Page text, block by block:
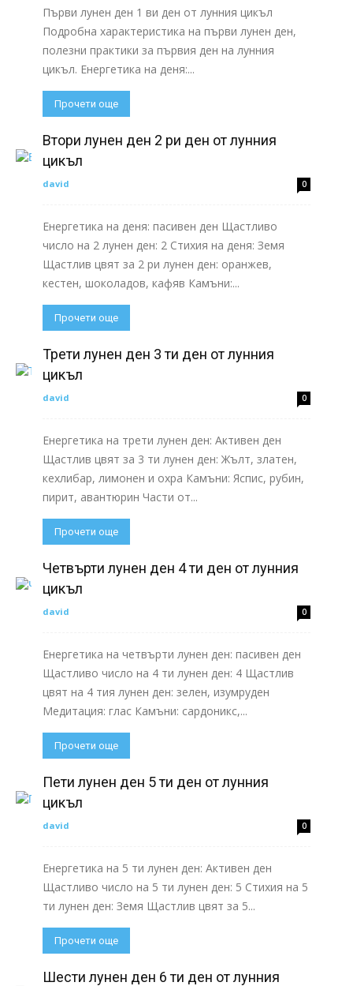
Първи лунен ден 1 ви ден от лунния цикъл
Подробна характеристика на първи лунен ден,
полезни практики за първия ден на лунния
цикъл. Енергетика на деня:...
Прочети още
Втори лунен ден 2 ри ден от лунния
цикъл
david 0
Енергетика на деня: пасивен ден Щастливо
число на 2 лунен ден: 2 Стихия на деня: Земя
Щастлив цвят за 2 ри лунен ден: оранжев,
кестен, шоколадов, кафяв Камъни:...
Прочети още
Трети лунен ден 3 ти ден от лунния
цикъл
david 0
Енергетика на трети лунен ден: Активен ден
Щастлив цвят за 3 ти лунен ден: Жълт, златен,
кехлибар, лимонен и охра Камъни: Яспис, рубин,
пирит, авантюрин Части от...
Прочети още
Четвърти лунен ден 4 ти ден от лунния
цикъл
david 0
Енергетика на четвърти лунен ден: пасивен ден
Щастливо число на 4 ти лунен ден: 4 Щастлив
цвят на 4 тия лунен ден: зелен, изумруден
Медитация: глас Камъни: сардоникс,...
Прочети още
Пети лунен ден 5 ти ден от лунния
цикъл
david 0
Енергетика на 5 ти лунен ден: Активен ден
Щастливо число на 5 ти лунен ден: 5 Стихия на 5
ти лунен ден: Земя Щастлив цвят за 5...
Прочети още
Шести лунен ден 6 ти ден от лунния